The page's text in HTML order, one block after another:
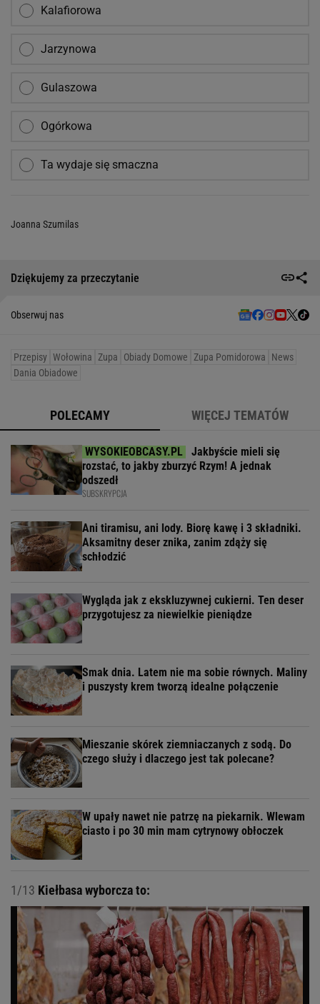
Kalafiorowa
Jarzynowa
Gulaszowa
Ogórkowa
Ta wydaje się smaczna
Joanna Szumilas
Dziękujemy za przeczytanie
Obserwuj nas
Przepisy Wołowina Zupa Obiady Domowe Zupa Pomidorowa
News
Dania Obiadowe
POLECAMY WIĘCEJ TEMATÓW
Jakbyście mieli się
rozstać, to jakby zburzyć Rzym! A jednak
odszedł
SUBSKRYPCJA
Ani tiramisu, ani lody. Biorę kawę i 3 składniki.
Aksamitny deser znika, zanim zdąży się
schłodzić
Wygląda jak z ekskluzywnej cukierni. Ten deser
przygotujesz za niewielkie pieniądze
Smak dnia. Latem nie ma sobie równych. Maliny
i puszysty krem tworzą idealne połączenie
Mieszanie skórek ziemniaczanych z sodą. Do
czego służy i dlaczego jest tak polecane?
W upały nawet nie patrzę na piekarnik. Wlewam
ciasto i po 30 min mam cytrynowy obłoczek
1/13 Kiełbasa wyborcza to: